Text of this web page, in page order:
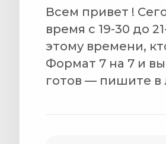
Всем привет !
время с 19-30 до
этому времени,
Формат 7 на 7 и
готов — пишите в